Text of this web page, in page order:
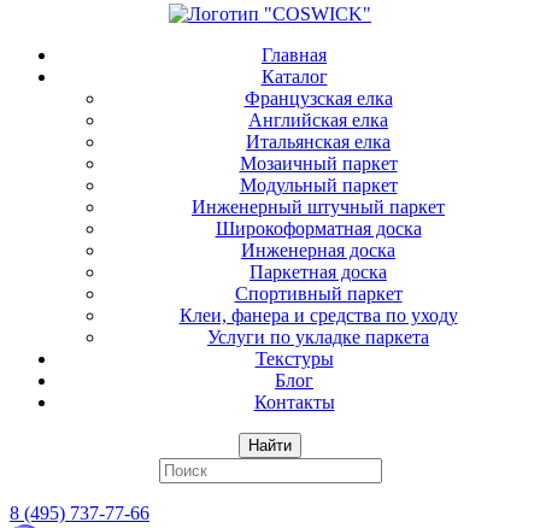
Главная
Каталог
Французская елка
Английская елка
Итальянская елка
Мозаичный паркет
Модульный паркет
Инженерный штучный паркет
Широкоформатная доска
Инженерная доска
Паркетная доска
Спортивный паркет
Клеи, фанера и средства по уходу
Услуги по укладке паркета
Текстуры
Блог
Контакты
Найти
8 (495) 737-77-66